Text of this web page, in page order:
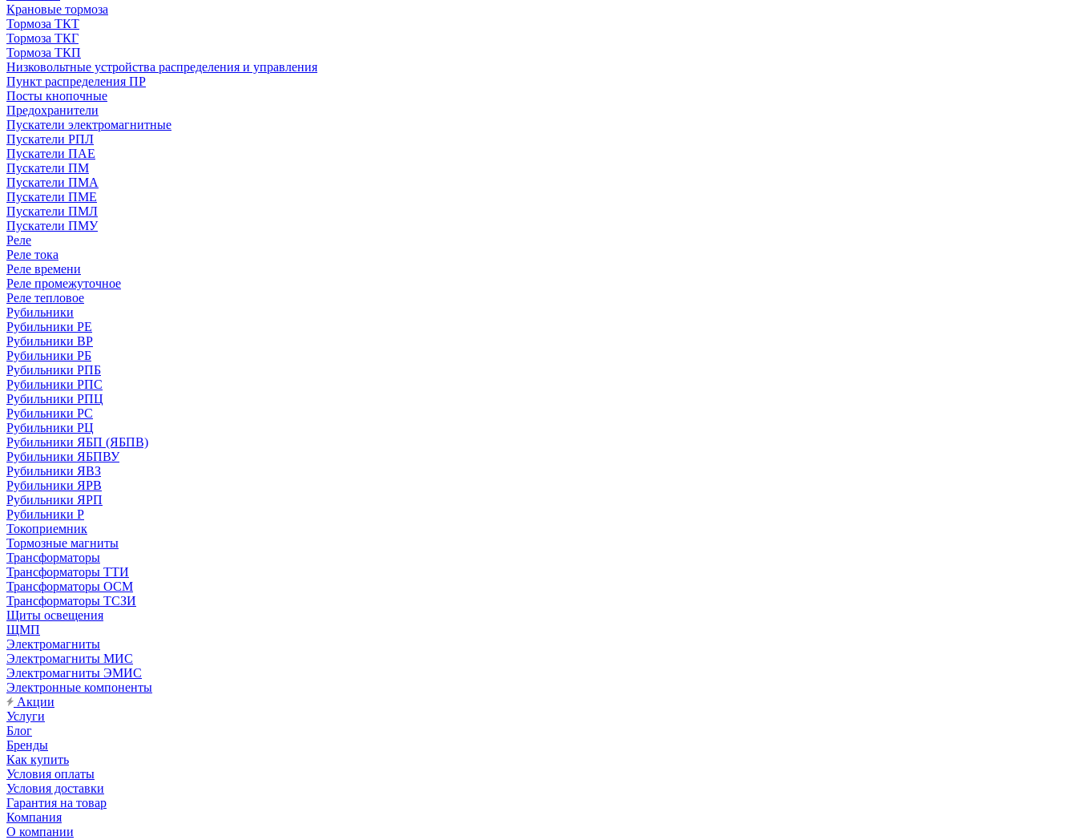
Крановые тормоза
Тормоза ТКТ
Тормоза ТКГ
Тормоза ТКП
Низковольтные устройства распределения и управления
Пункт распределения ПР
Посты кнопочные
Предохранители
Пускатели электромагнитные
Пускатели РПЛ
Пускатели ПАЕ
Пускатели ПМ
Пускатели ПМА
Пускатели ПМЕ
Пускатели ПМЛ
Пускатели ПМУ
Реле
Реле тока
Реле времени
Реле промежуточное
Реле тепловое
Рубильники
Рубильники РЕ
Рубильники ВР
Рубильники РБ
Рубильники РПБ
Рубильники РПС
Рубильники РПЦ
Рубильники РС
Рубильники РЦ
Рубильники ЯБП (ЯБПВ)
Рубильники ЯБПВУ
Рубильники ЯВЗ
Рубильники ЯРВ
Рубильники ЯРП
Рубильники Р
Токоприемник
Тормозные магниты
Трансформаторы
Трансформаторы ТТИ
Трансформаторы ОСМ
Трансформаторы ТСЗИ
Щиты освещения
ЩМП
Электромагниты
Электромагниты МИС
Электромагниты ЭМИС
Электронные компоненты
Акции
Услуги
Блог
Бренды
Как купить
Условия оплаты
Условия доставки
Гарантия на товар
Компания
О компании